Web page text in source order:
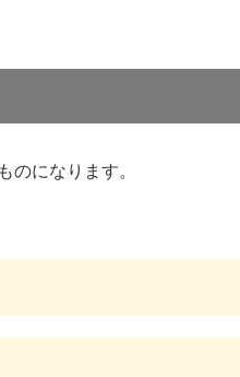
になります。